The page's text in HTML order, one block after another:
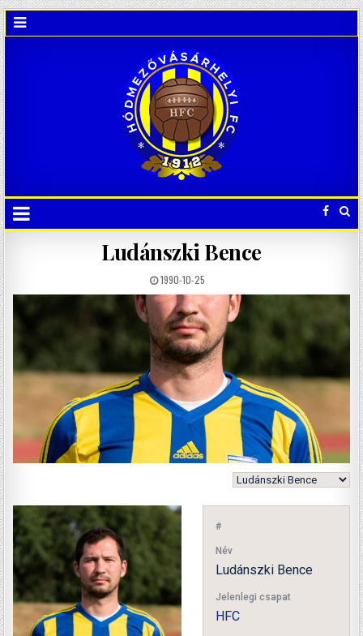
Ludánszki Bence
1990-10-25
#
Név
Ludánszki Bence
Jelenlegi csapat
HFC